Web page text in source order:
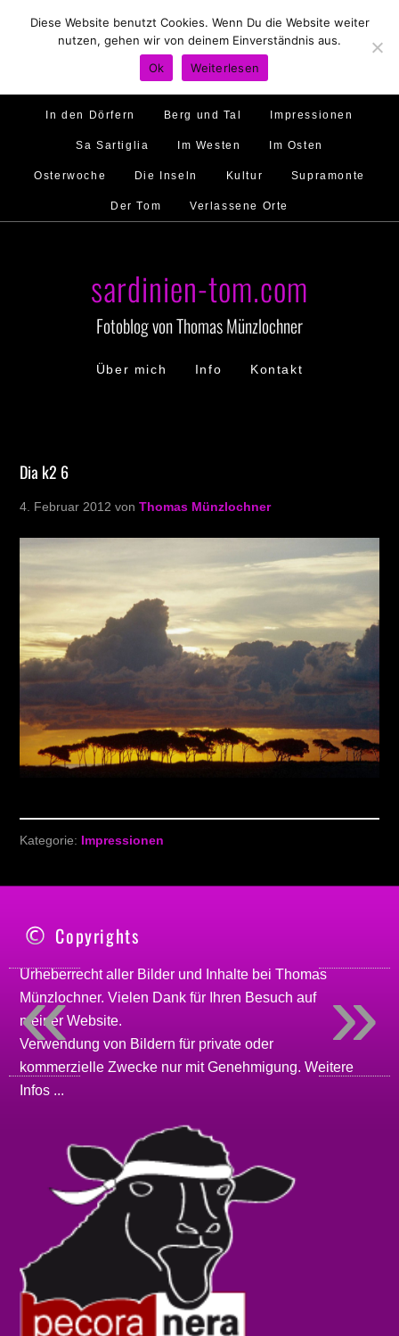
Hirtenland Traumstrände Feste feiern
Golfo di Orosei Im Norden
Murales Ambiente
In den Dörfern Berg und Tal Impressionen
Sa Sartiglia Im Westen Im Osten
Osterwoche Die Inseln Kultur Supramonte
Der Tom Verlassene Orte
sardinien-tom.com
Fotoblog von Thomas Münzlochner
Über mich Info Kontakt
Dia k2 6
4. Februar 2012 vonThomas Münzlochner
Kategorie: Impressionen
Copyrights
Urheberrecht aller Bilder und Inhalte beiThomas
Münzlochner. Vielen Dank für Ihren Besuch auf
meinerWebsite.
Verwendung von Bildern für private oder
kommerzielle Zwecke nur mit Genehmigung.Weitere
Infos ...
»
«
Diese Website benutzt Cookies. Wenn Du die Website weiter
nutzen, gehen wir von deinem Einverständnis aus.
Ok
Weiterlesen